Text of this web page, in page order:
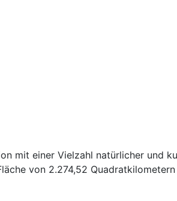
mit einer Vielzahl natürlicher und
von 2.274,52